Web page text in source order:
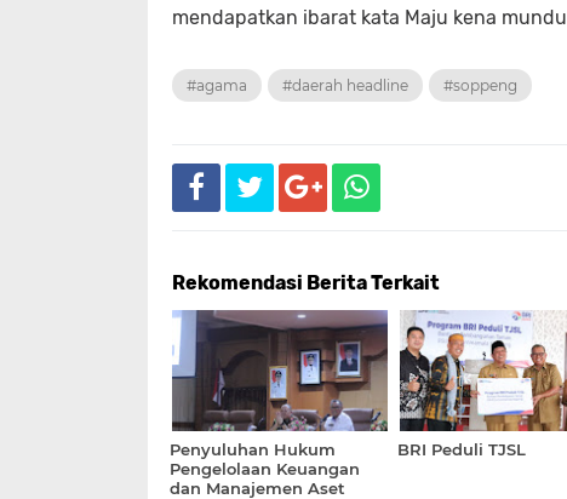
mendapatkan ibarat kata Maju kena
#agama #daerah headline #soppeng
Rekomendasi Berita Terkait
Penyuluhan Hukum
Pengelolaan Keuangan
dan Manajemen Aset
BRI Peduli TJSL